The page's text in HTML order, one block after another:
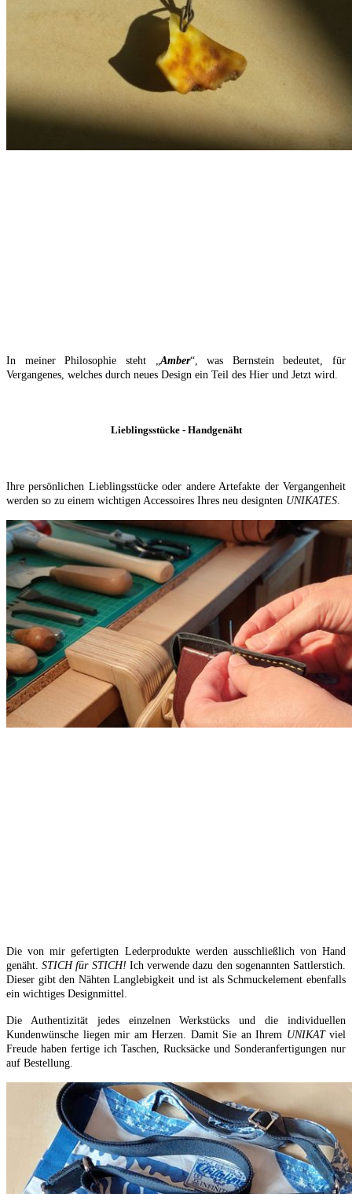
In meiner Philosophie steht „ Amber“, was Bernstein bedeutet, für
Vergangenes, welches durch neues Design ein Teil des Hier und Jetzt wird.
Lieblingsstücke - Handgenäht
Ihre persönlichen Lieblingsstücke oder andere Artefakte der Vergangenheit
werden so zu einem wichtigen Accessoires Ihres neu designten UNIKATES.
Die von mir gefertigten Lederprodukte werden ausschließlich von Hand
genäht.STICH für STICH! Ich verwende dazu den sogenannten Sattlerstich.
Dieser gibt den Nähten Langlebigkeit und ist als Schmuckelement ebenfalls
ein wichtiges Designmittel.
Die Authentizität jedes einzelnen Werkstücks und die individuellen
Kundenwünsche liegen mir am Herzen. Damit Sie an Ihrem UNIKATviel
Freude haben fertige ich Taschen, Rucksäcke und Sonderanfertigungen nur
auf Bestellung.